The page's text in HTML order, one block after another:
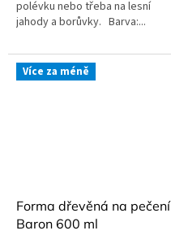
polévku nebo třeba na lesní
jahody a borůvky. Barva:...
Více za méně
Forma dřevěná na pečení
Baron 600 ml